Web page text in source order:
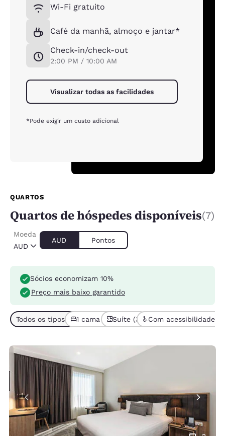
Wi-Fi gratuito
Café da manhã, almoço e jantar*
Check-in/check-out
2:00 PM / 10:00 AM
Visualizar todas as facilidades
*Pode exigir um custo adicional
QUARTOS
Quartos de hóspedes disponíveis(7)
AUD
Moeda
AUD Pontos
Sócios economizam 10%
Preço mais baixo garantido
Todos os tipos de quarto (7)
1 cama (7)Suíte (3) Com acessibilidade (1)